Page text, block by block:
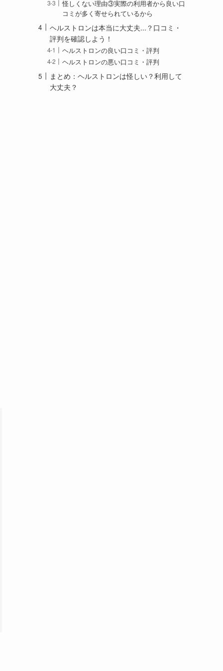
怪しくない理由③実際の利用者から良い口
コミが多く寄せられているから
ヘルストロンは本当に大丈夫...？口コミ・
評判を確認しよう！
ヘルストロンの良い口コミ・評判
ヘルストロンの悪い口コミ・評判
まとめ：ヘルストロンは怪しい？利用して
大丈夫？